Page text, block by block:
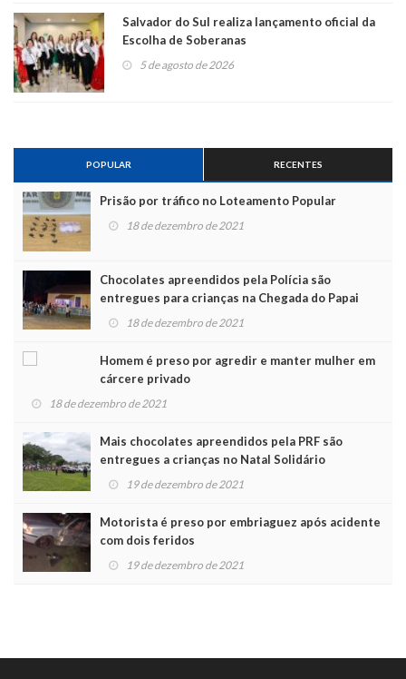
Salvador do Sul realiza lançamento oficial da
Escolha de Soberanas
5 de agosto de 2026
POPULAR RECENTES
Prisão por tráfico no Loteamento Popular
18 de dezembro de 2021
Chocolates apreendidos pela Polícia são
entregues para crianças na Chegada do Papai
Noel
18 de dezembro de 2021
Homem é preso por agredir e manter mulher em
cárcere privado
18 de dezembro de 2021
Mais chocolates apreendidos pela PRF são
entregues a crianças no Natal Solidário
19 de dezembro de 2021
Motorista é preso por embriaguez após acidente
com dois feridos
19 de dezembro de 2021